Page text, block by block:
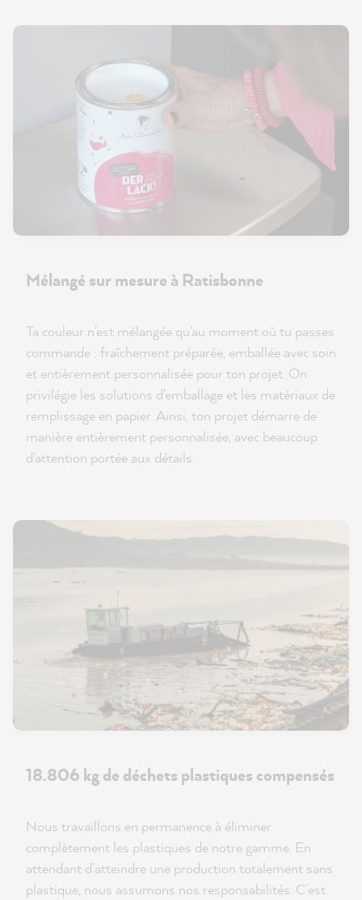
Mélangé sur mesure à Ratisbonne
Ta couleur n'est mélangée qu'au moment où tu passes
commande : fraîchement préparée, emballée avec soin
et entièrement personnalisée pour ton projet. On
privilégie les solutions d'emballage et les matériaux de
remplissage en papier. Ainsi, ton projet démarre de
manière entièrement personnalisée, avec beaucoup
d'attention portée aux détails.
18.806 kg de déchets plastiques compensés
Nous travaillons en permanence à éliminer
complètement les plastiques de notre gamme. En
attendant d’atteindre une production totalement sans
plastique, nous assumons nos responsabilités. C’est